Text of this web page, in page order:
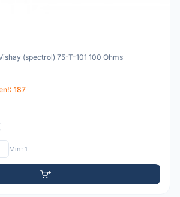
(spectrol) 75-T-101 100 Ohms
187
Min: 1